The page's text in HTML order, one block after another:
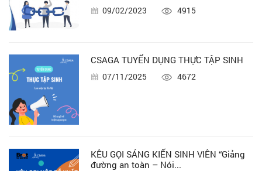
09/02/2023 4915
CSAGA TUYỂN DỤNG THỰC TẬP SINH
07/11/2025 4672
KÊU GỌI SÁNG KIẾN SINH VIÊN “Giảng
đường an toàn – Nói...